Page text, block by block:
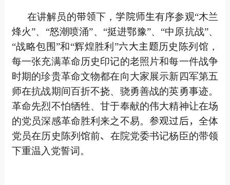
在讲解员的带领下， 学院师生有序参观“木兰
烽火”、“怒潮喷涌”、“挺进鄂豫”、“中原抗战”、
“战略包围”和“辉煌胜利”六大主题历史陈列馆，
每一张充满革命历史印记的老照片和每一件战争
时期的珍贵革命文物都在向大家展示新四军第五
师在抗战期间百折不挠、骁勇善战的英勇事迹。
革命先烈不怕牺牲、甘于奉献的伟大精神让在场
的党员深感革命胜利来之不易。 参观过后， 全体
党员在历史陈列馆前、 在院党委书记杨臣的带领
下重温入党誓词。